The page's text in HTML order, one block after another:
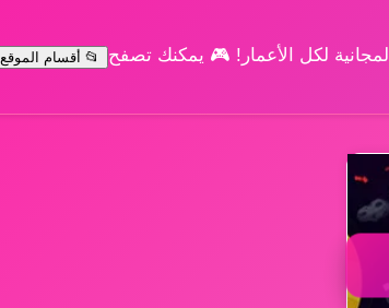
لكل الأعمار! 🎮 يمكنك تصفح 📂 أقسام الموقع